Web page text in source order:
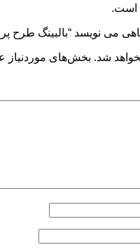
است.
می نویسد “بالبینگ طرح
شد. بخش‌های موردنیاز